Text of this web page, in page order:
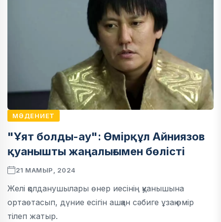
МӘДЕНИЕТ
"Ұят болды-ау": Өмірқұл Айниязов
қуанышты жаңалығымен бөлісті
21 МАМЫР, 2024
Желі қолданушылары өнер иесінің қуанышына
ортаөтасып, дүние есігін ашқан сәбиге ұзақ өмір
тілеп жатыр.